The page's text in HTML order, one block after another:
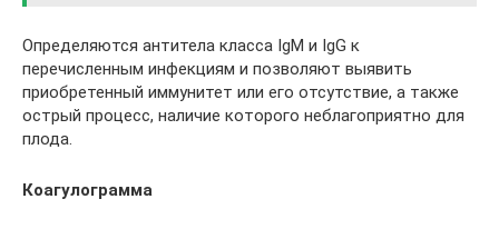
Определяются антитела класса IgМ и IgG к
перечисленным инфекциям и позволяют выявить
приобретенный иммунитет или его отсутствие, а также
острый процесс, наличие которого неблагоприятно для
плода.
Коагулограмма